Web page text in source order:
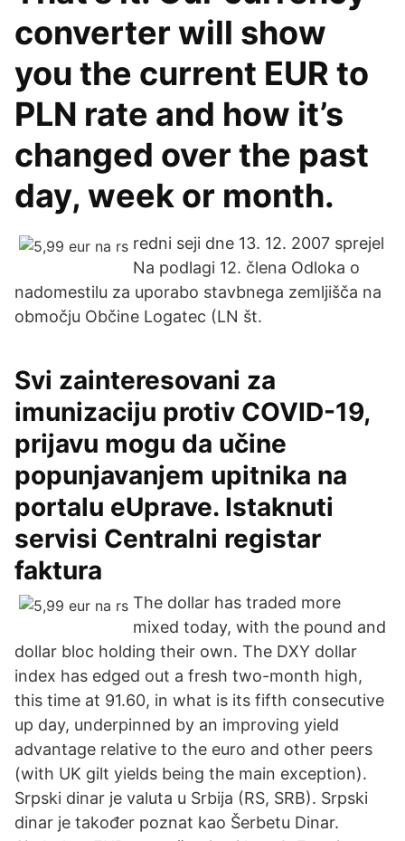
converter will show
you the current EUR to
PLN rate and how it’s
changed over the past
day, week or month.
redni seji dne 13. 12. 2007 sprejel
Na podlagi 12. člena Odloka o
nadomestilu za uporabo stavbnega zemljišča na
območju Občine Logatec (LN št.
Svi zainteresovani za
imunizaciju protiv COVID-19,
prijavu mogu da učine
popunjavanjem upitnika na
portalu eUprave. Istaknuti
servisi Centralni registar
faktura
The dollar has traded more
mixed today, with the pound and
dollar bloc holding their own. The DXY dollar
index has edged out a fresh two-month high,
this time at 91.60, in what is its fifth consecutive
up day, underpinned by an improving yield
advantage relative to the euro and other peers
(with UK gilt yields being the main exception).
Srpski dinar je valuta u Srbija (RS, SRB). Srpski
dinar je također poznat kao Šerbetu Dinar.